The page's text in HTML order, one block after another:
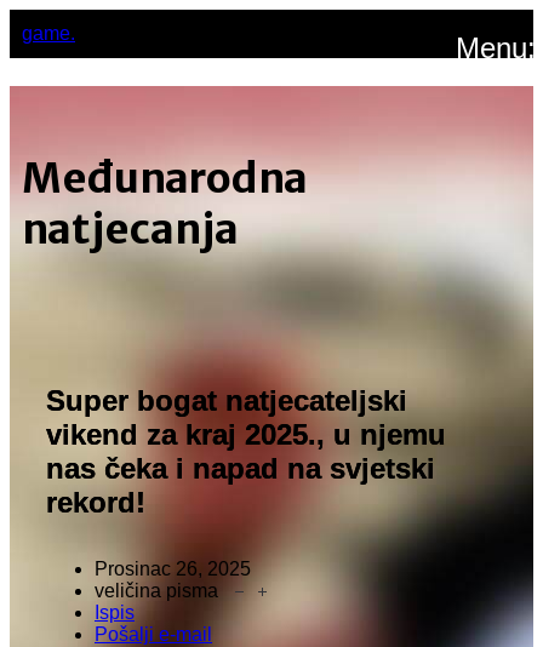
game. Menu:
Međunarodna
natjecanja
Super bogat natjecateljski
vikend za kraj 2025., u njemu
nas čeka i napad na svjetski
rekord!
Prosinac 26, 2025
veličina pisma
Ispis
Pošalji e-mail